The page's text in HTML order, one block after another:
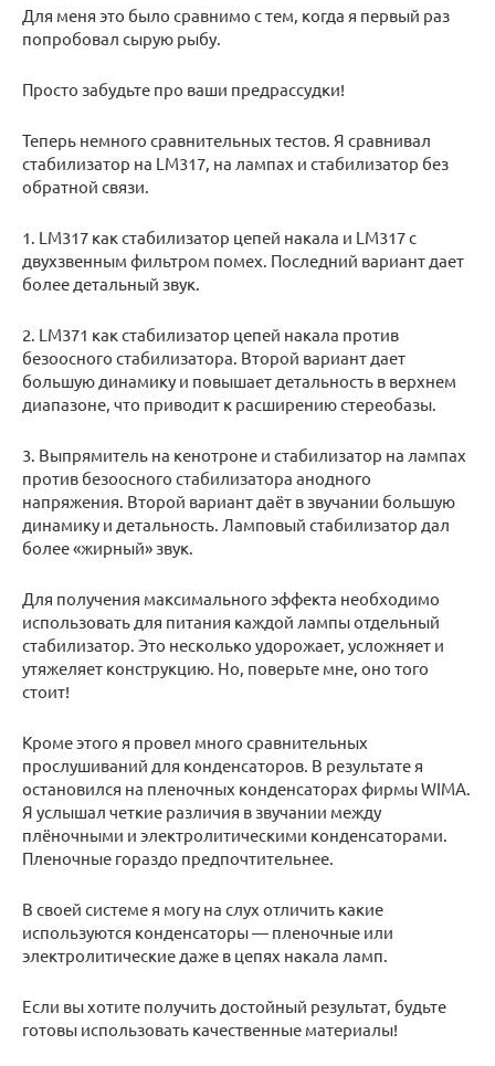
Для меня это было сравнимо с тем, когда я первый раз
попробовал сырую рыбу.
Просто забудьте про ваши предрассудки!
Теперь немного сравнительных тестов. Я сравнивал
стабилизатор на LM317, на лампах и стабилизатор без
обратной связи.
1. LM317 как стабилизатор цепей накала и LM317 с
двухзвенным фильтром помех. Последний вариант дает
более детальный звук.
2. LM371 как стабилизатор цепей накала против
безоосного стабилизатора. Второй вариант дает
большую динамику и повышает детальность в верхнем
диапазоне, что приводит к расширению стереобазы.
3. Выпрямитель на кенотроне и стабилизатор на лампах
против безоосного стабилизатора анодного
напряжения. Второй вариант даёт в звучании большую
динамику и детальность. Ламповый стабилизатор дал
более «жирный» звук.
Для получения максимального эффекта необходимо
использовать для питания каждой лампы отдельный
стабилизатор. Это несколько удорожает, усложняет и
утяжеляет конструкцию. Но, поверьте мне, оно того
стоит!
Кроме этого я провел много сравнительных
прослушиваний для конденсаторов. В результате я
остановился на пленочных конденсаторах фирмы WIMA.
Я услышал четкие различия в звучании между
плёночными и электролитическими конденсаторами.
Пленочные гораздо предпочтительнее.
В своей системе я могу на слух отличить какие
используются конденсаторы — пленочные или
электролитические даже в цепях накала ламп.
Если вы хотите получить достойный результат, будьте
готовы использовать качественные материалы!